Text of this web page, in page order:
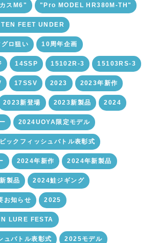
スM6" "Pro MODEL HR380M-TH"
FEET UNDER
ロ狙い 10周年企画
14SSP 15102R-3 15103RS-3
17SSV 2023 2023年新作
2023新登場 2023新製品 2024
2024UOYA限定モデル
ックフィッシュバトル表彰式
2024年新作 2024年新製品
製品 2024鮭ジギング
お知らせ 2025
LURE FESTA
ュバトル表彰式 2025モデル